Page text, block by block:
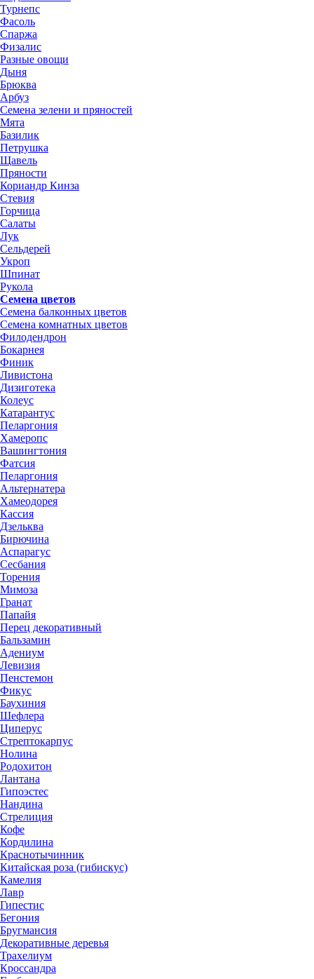
Турнепс
Фасоль
Спаржа
Физалис
Разные овощи
Дыня
Брюква
Арбуз
Семена зелени и пряностей
Мята
Базилик
Петрушка
Щавель
Пряности
Кориандр Кинза
Стевия
Горчица
Салаты
Лук
Сельдерей
Укроп
Шпинат
Рукола
Семена цветов
Семена балконных цветов
Семена комнатных цветов
Филодендрон
Бокарнея
Финик
Ливистона
Дизиготека
Колеус
Катарантус
Пеларгония
Хамеропс
Вашингтония
Фатсия
Пеларгония
Альтернатера
Хамеодорея
Кассия
Дзельква
Бирючина
Аспарагус
Сесбания
Торения
Мимоза
Гранат
Папайя
Перец декоративный
Бальзамин
Адениум
Левизия
Пенстемон
Фикус
Баухиния
Шефлера
Циперус
Стрептокарпус
Нолина
Родохитон
Лантана
Гипоэстес
Нандина
Стрелиция
Кофе
Кордилина
Краснотычинник
Китайская роза (гибискус)
Камелия
Лавр
Гипестис
Бегония
Бругмансия
Декоративные деревья
Трахелиум
Кроссандра